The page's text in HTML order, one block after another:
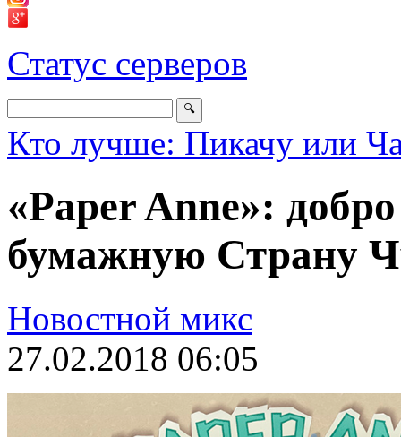
Статус серверов
Кто лучше: Пикачу или
«Paper Anne»:
бумажную Страну
Новостной микс
27.02.2018 06:05